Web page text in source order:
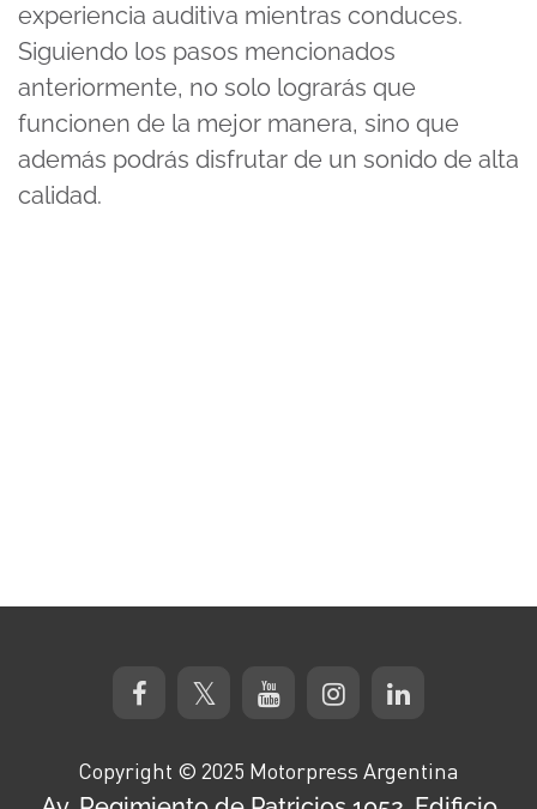
experiencia auditiva mientras conduces.
Siguiendo los pasos mencionados
anteriormente, no solo lograrás que
funcionen de la mejor manera, sino que
además podrás disfrutar de un sonido de alta
calidad.
Copyright © 2025 Motorpress Argentina